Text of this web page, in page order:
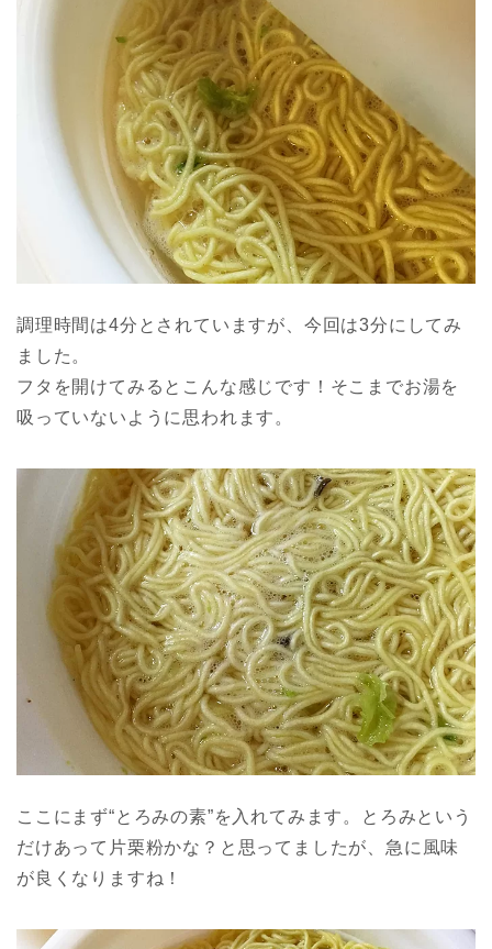
調理時間は4分とされていますが、今回は3分にしてみ
ました。
フタを開けてみるとこんな感じです！そこまでお湯を
吸っていないように思われます。
ここにまず“とろみの素”を入れてみます。とろみという
だけあって片栗粉かな？と思ってましたが、急に風味
が良くなりますね！